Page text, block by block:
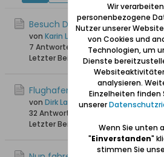
Besuch Danziger Staatsarchiv
von Karin Langereih
7 Antworten
6.737 Hits0 Likes
Letzter Beitrag05.04.2026, 09:56
Flughafen
von Dirk Lange
32 Antworten
Letzter Beitrag
08.10.2025, 12:17
Wir verarbeiten
personenbezogene
Nutzer unserer
von Cookies und
Technologien, um
Dienste
analysieren.
Einzelheiten finden
unserer
Wenn Sie unten
"Einverstanden"
stimmen Sie